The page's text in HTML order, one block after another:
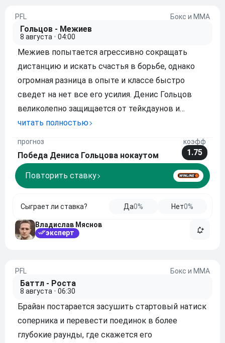
PFL Бокс и ММА
Гольцов - Межиев
8 августа • 04:00
Межиев попытается агрессивно сокращать
дистанцию и искать счастья в борьбе, однако
огромная разница в опыте и классе быстро
сведет на нет все его усилия. Денис Гольцов
великолепно защищается от тейкдаунов и
обладает сокрушительным ударом, поэтому без
Встречая дебютанта тяжелыми комбинациями в
стойке, Гольцо
читать полностью
прогноз
Победа Дениса Гольцова нокаутом
коэфф
1.75
Повторить ставку
Сыграет ли ставка? Да0% Нет0%
Владислав Мяснов
эксперт
PFL Бокс и ММА
Баттл - Роста
8 августа • 06:30
Брайан постарается засушить стартовый натиск
соперника и перевести поединок в более
глубокие раунды, где скажется его